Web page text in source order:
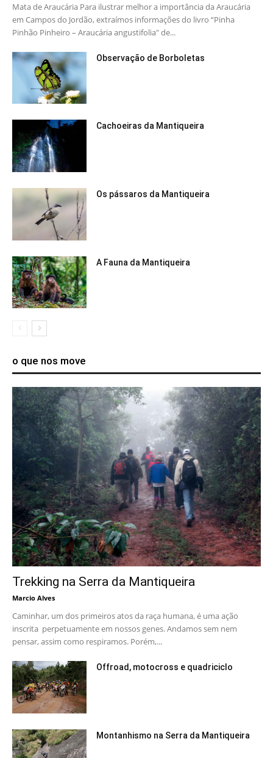
Mata de Araucária Para ilustrar melhor a importância da Araucária
em Campos do Jordão, extraímos informações do livro “Pinha
Pinhão Pinheiro – Araucária angustifolia" de...
Observação de Borboletas
Cachoeiras da Mantiqueira
Os pássaros da Mantiqueira
A Fauna da Mantiqueira
o que nos move
Trekking na Serra da Mantiqueira
Marcio Alves
Caminhar, um dos primeiros atos da raça humana, é uma ação
inscrita perpetuamente em nossos genes. Andamos sem nem
pensar, assim como respiramos. Porém,...
Offroad, motocross e quadriciclo
Montanhismo na Serra da Mantiqueira